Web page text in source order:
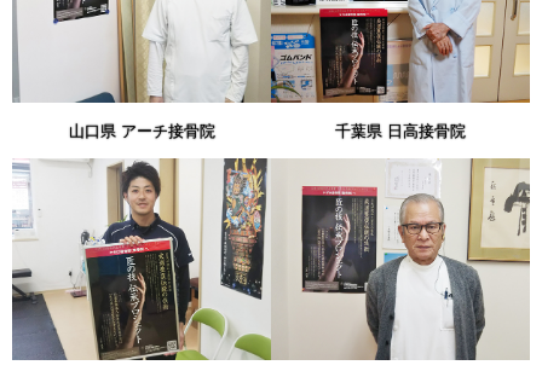
山口県 アーチ接骨院 千葉県 日高接骨院